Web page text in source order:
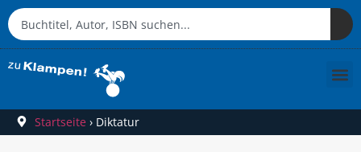
Startseite › Diktatur